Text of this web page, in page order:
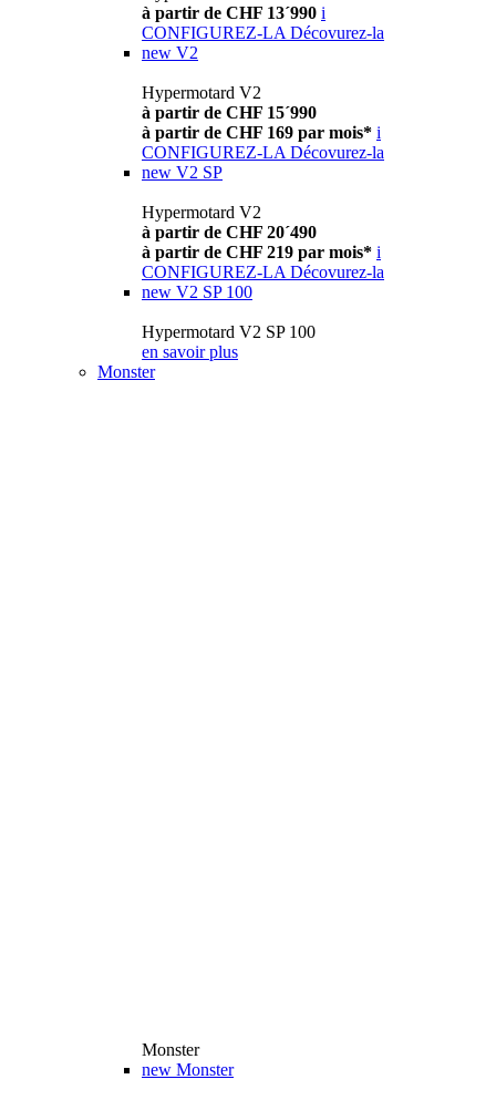
à partir de CHF 13´990 i
CONFIGUREZ-LA Décovurez-la
new V2
Hypermotard V2
à partir de CHF 15´990
à partir de CHF 169 par mois* i
CONFIGUREZ-LA Décovurez-la
new V2 SP
Hypermotard V2
à partir de CHF 20´490
à partir de CHF 219 par mois* i
CONFIGUREZ-LA Décovurez-la
new V2 SP 100
Hypermotard V2 SP 100
en savoir plus
Monster
Monster
new Monster